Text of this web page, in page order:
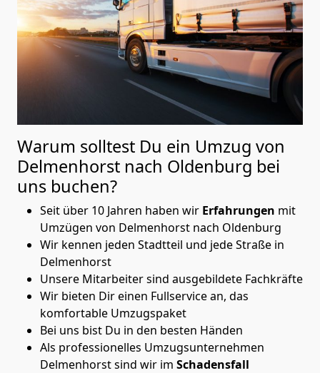
Warum solltest Du ein Umzug von
Delmenhorst nach Oldenburg bei
uns buchen?
Seit über 10 Jahren haben wir Erfahrungen mit
Umzügen von Delmenhorst nach Oldenburg
Wir kennen jeden Stadtteil und jede Straße in
Delmenhorst
Unsere Mitarbeiter sind ausgebildete Fachkräfte
Wir bieten Dir einen Fullservice an, das
komfortable Umzugspaket
Bei uns bist Du in den besten Händen
Als professionelles Umzugsunternehmen
Delmenhorst sind wir im Schadensfall